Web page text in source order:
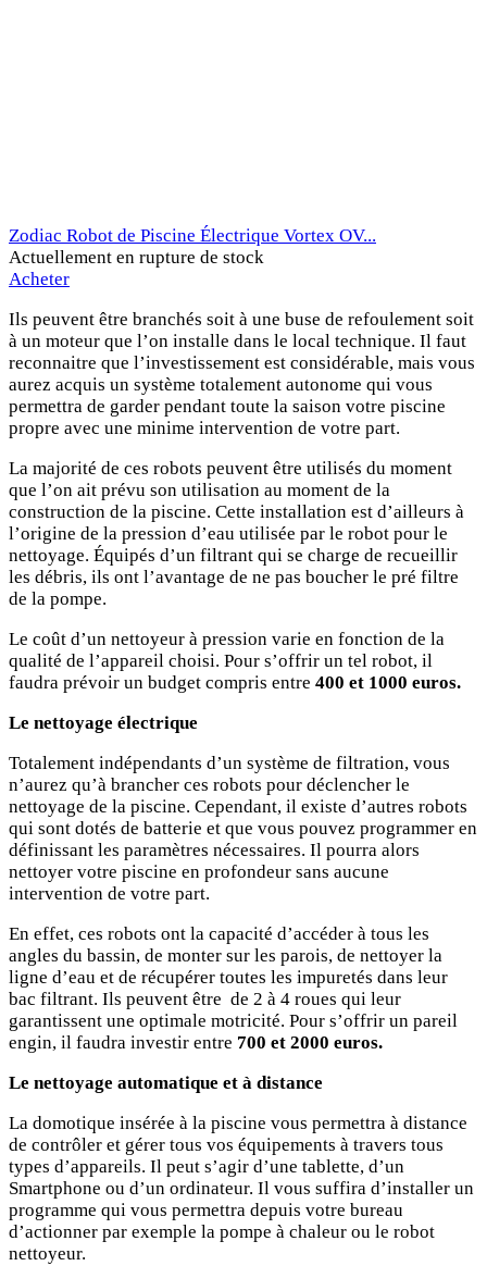
Zodiac Robot de Piscine Électrique Vortex OV...
Actuellement en rupture de stock
Acheter
Ils peuvent être branchés soit à une buse de refoulement soit
à un moteur que l’on installe dans le local technique. Il faut
reconnaitre que l’investissement est considérable, mais vous
aurez acquis un système totalement autonome qui vous
permettra de garder pendant toute la saison votre piscine
propre avec une minime intervention de votre part.
La majorité de ces robots peuvent être utilisés du moment
que l’on ait prévu son utilisation au moment de la
construction de la piscine. Cette installation est d’ailleurs à
l’origine de la pression d’eau utilisée par le robot pour le
nettoyage. Équipés d’un filtrant qui se charge de recueillir
les débris, ils ont l’avantage de ne pas boucher le pré filtre
de la pompe.
Le coût d’un nettoyeur à pression varie en fonction de la
qualité de l’appareil choisi. Pour s’offrir un tel robot, il
faudra prévoir un budget compris entre 400 et 1000 euros.
Le nettoyage électrique
Totalement indépendants d’un système de filtration, vous
n’aurez qu’à brancher ces robots pour déclencher le
nettoyage de la piscine. Cependant, il existe d’autres robots
qui sont dotés de batterie et que vous pouvez programmer en
définissant les paramètres nécessaires. Il pourra alors
nettoyer votre piscine en profondeur sans aucune
intervention de votre part.
En effet, ces robots ont la capacité d’accéder à tous les
angles du bassin, de monter sur les parois, de nettoyer la
ligne d’eau et de récupérer toutes les impuretés dans leur
bac filtrant. Ils peuvent être de 2 à 4 roues qui leur
garantissent une optimale motricité. Pour s’offrir un pareil
engin, il faudra investir entre 700 et 2000 euros.
Le nettoyage automatique et à distance
La domotique insérée à la piscine vous permettra à distance
de contrôler et gérer tous vos équipements à travers tous
types d’appareils. Il peut s’agir d’une tablette, d’un
Smartphone ou d’un ordinateur. Il vous suffira d’installer un
programme qui vous permettra depuis votre bureau
d’actionner par exemple la pompe à chaleur ou le robot
nettoyeur.